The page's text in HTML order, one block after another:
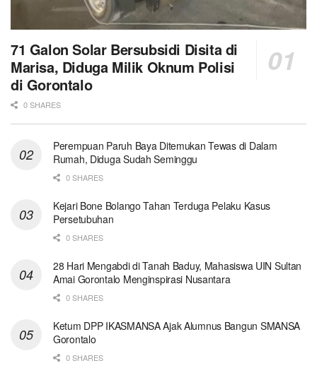
71 Galon Solar Bersubsidi Disita di
Marisa, Diduga Milik Oknum Polisi
di Gorontalo
0 SHARES
Perempuan Paruh Baya Ditemukan Tewas di Dalam
Rumah, Diduga Sudah Seminggu
0 SHARES
Kejari Bone Bolango Tahan Terduga Pelaku Kasus
Persetubuhan
0 SHARES
28 Hari Mengabdi di Tanah Baduy, Mahasiswa UIN Sultan
Amai Gorontalo Menginspirasi Nusantara
0 SHARES
Ketum DPP IKASMANSA Ajak Alumnus Bangun SMANSA
Gorontalo
0 SHARES